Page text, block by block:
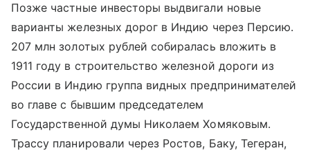
Позже частные инвесторы выдвигали новые
варианты железных дорог в Индию через Персию.
207 млн золотых рублей собиралась вложить в
1911 году в строительство железной дороги из
России в Индию группа видных предпринимателей
во главе с бывшим председателем
Государственной думы Николаем Хомяковым.
Трассу планировали через Ростов, Баку, Тегеран,